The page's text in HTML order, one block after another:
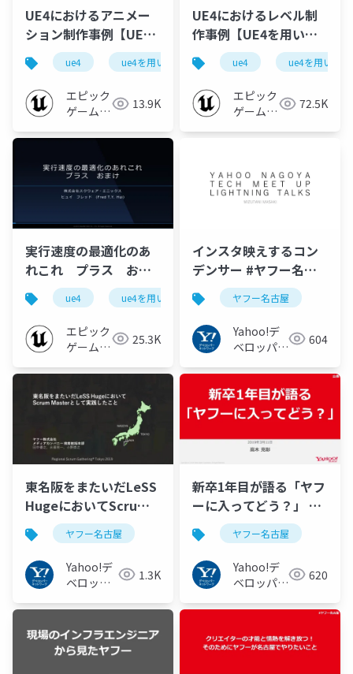
UE4におけるアニメー
ション制作事例【UE4
を用いた大規模開発事
例紹介 ~スクウェア・
エニックス様をお招き
して~ 2019】
ue4 ue4を用いた大規模開発事例紹介 ue-
エピック
ゲームズ
13.9K
UE4におけるレベル制
作事例【UE4を用いた
大規模開発事例紹介 ~
スクウェア・エニック
ス様をお招きして~
2019】
ue4 ue4を用いた
エピック
ゲームズ
72.5K
実行速度の最適化のあ
れこれ プラス おま
け【UE4を用いた大規
模開発事例紹介 ~スク
ウェア・エニックス様
をお招きして~ 2019】
ue4 ue4を用いた大規模開発事例紹介 ue-
エピック
ゲームズ
25.3K
インスタ映えするコン
デンサー #ヤフー名古
屋
ヤフー名古屋
Yahoo!デ
ベロッパー
ク
604
東名阪をまたいだLeSS
HugeにおいてScrum
Masterとして実践した
こと #ヤフー名古屋
ヤフー名古屋
Yahoo!デ
ベロッパ
ワーク
1.3K
新卒1年目が語る「ヤフ
ーに入ってどう？」 #
ヤフー名古屋
ヤフー名古屋
Yahoo!デ
ベロッパー
ク
620